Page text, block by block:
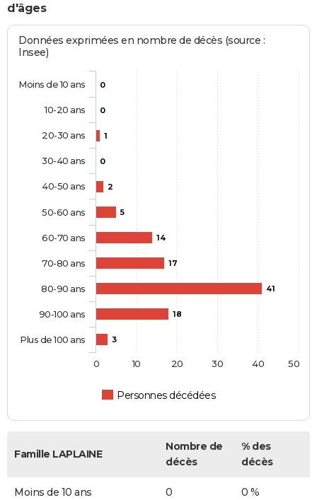
d'âges
Données exprimées en nombre de décès (source :
Insee)
0
0
1
0
2
5
14
17
41
18
3
Personnes décédées
Moins de 10 ans
10-20 ans
20-30 ans
30-40 ans
40-50 ans
50-60 ans
60-70 ans
70-80 ans
80-90 ans
90-100 ans
Plus de 100 ans
0 10 20 30 40 50
Famille LAPLAINE
Nombre de
décès
% des
décès
Moins de 10 ans 0 0 %